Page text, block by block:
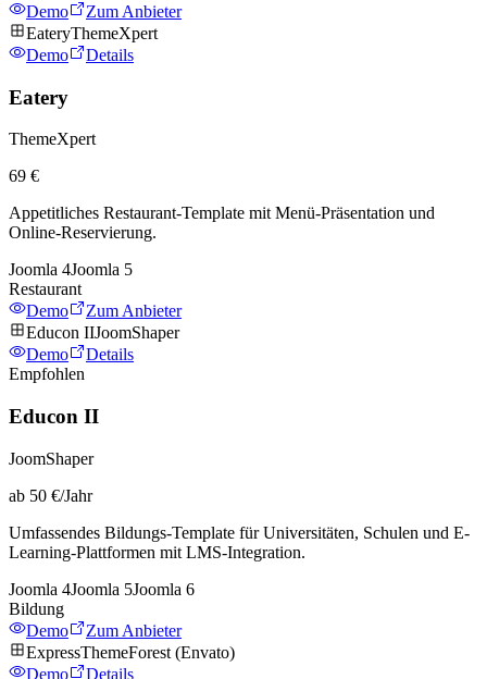
Demo
Zum Anbieter
EateryThemeXpert
Demo
Details
Eatery
ThemeXpert
69 €
Appetitliches Restaurant-Template mit Menü-Präsentation und
Online-Reservierung.
Joomla 4Joomla 5
Restaurant
Demo
Zum Anbieter
Educon IIJoomShaper
Demo
Details
Empfohlen
Educon II
JoomShaper
ab 50 €/Jahr
Umfassendes Bildungs-Template für Universitäten, Schulen und E-
Learning-Plattformen mit LMS-Integration.
Joomla 4Joomla 5Joomla 6
Bildung
Demo
Zum Anbieter
ExpressThemeForest (Envato)
Demo
Details